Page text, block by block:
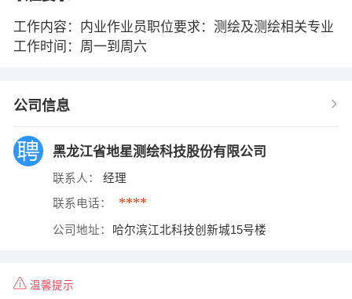
工作内容：内业作业员职位要求：测绘及测绘相关专业
工作时间：周一到周六
公司信息
黑龙江省地星测绘科技股份有限公司
联系人： 经理
联系电话： ****
公司地址： 哈尔滨江北科技创新城15号楼
温馨提示